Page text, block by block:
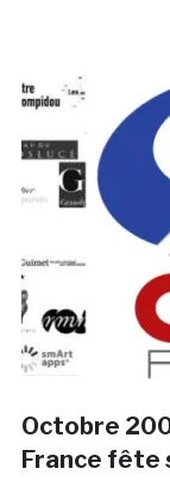
Octobre
France fête